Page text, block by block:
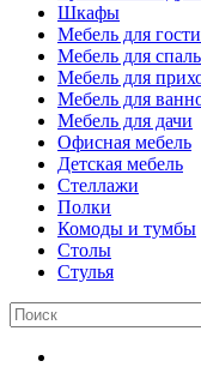
Шкафы
Мебель для
Мебель для
Мебель для
Мебель для
Мебель для дачи
Офисная мебель
Детская мебель
Стеллажи
Полки
Комоды и тумбы
Столы
Стулья